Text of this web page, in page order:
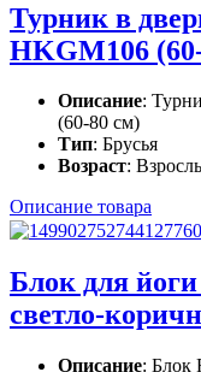
Турник в
HKGM106
Описание:
(60-80 см)
Тип: Брусья
Возраст:
Описание товара
Блок для
светло-
Описание: Блок